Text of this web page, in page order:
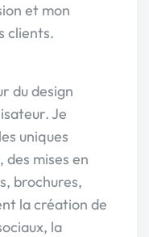
et mon
clients.
du design
Je
uniques
des mises en
brochures,
la création de
la